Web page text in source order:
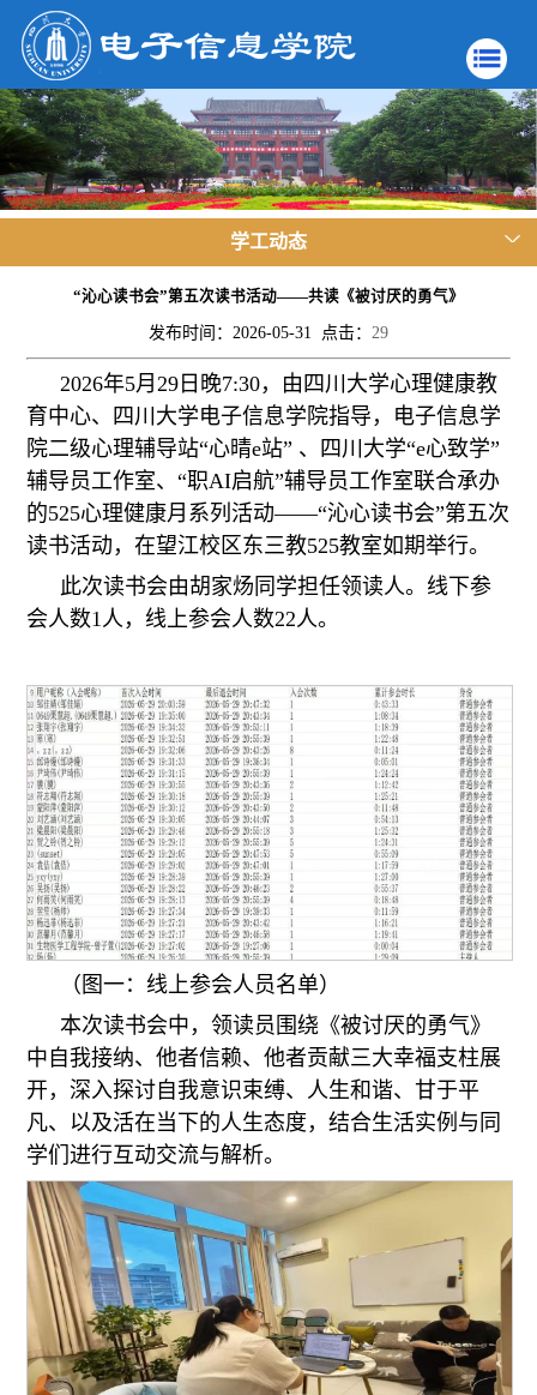
学工动态
“沁心读书会”第五次读书活动——共读《被讨厌的勇气》
发布时间：2026-05-31 点击： 29
2026年5月29日晚7:30，由四川大学心理健康教
育中心、四川大学电子信息学院指导，电子信息学
院二级心理辅导站“心晴e站” 、四川大学“e心致学”
辅导员工作室、“职AI启航”辅导员工作室联合承办
的525心理健康月系列活动——“沁心读书会”第五次
读书活动，在望江校区东三教525教室如期举行。
此次读书会由胡家炀同学担任领读人。线下参
会人数1人，线上参会人数22人。
（图一：线上参会人员名单）
本次读书会中，领读员围绕《被讨厌的勇气》
中自我接纳、他者信赖、他者贡献三大幸福支柱展
开，深入探讨自我意识束缚、人生和谐、甘于平
凡、以及活在当下的人生态度，结合生活实例与同
学们进行互动交流与解析。